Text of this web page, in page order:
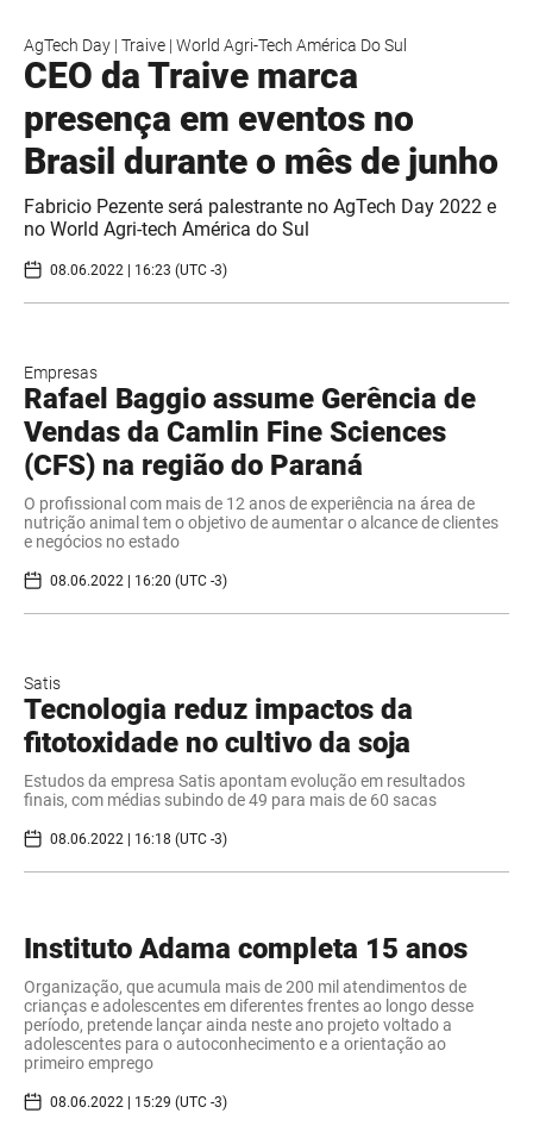
AgTech Day | Traive | World Agri-Tech América Do Sul
CEO da Traive marca
presença em eventos no
Brasil durante o mês de junho
Fabricio Pezente será palestrante no AgTech Day 2022 e
no World Agri-tech América do Sul
08.06.2022 | 16:23 (UTC -3)
Empresas
Rafael Baggio assume Gerência de
Vendas da Camlin Fine Sciences
(CFS) na região do Paraná
O profissional com mais de 12 anos de experiência na área de
nutrição animal tem o objetivo de aumentar o alcance de clientes
e negócios no estado
08.06.2022 | 16:20 (UTC -3)
Satis
Tecnologia reduz impactos da
fitotoxidade no cultivo da soja
Estudos da empresa Satis apontam evolução em resultados
finais, com médias subindo de 49 para mais de 60 sacas
08.06.2022 | 16:18 (UTC -3)
Instituto Adama completa 15 anos
Organização, que acumula mais de 200 mil atendimentos de
crianças e adolescentes em diferentes frentes ao longo desse
período, pretende lançar ainda neste ano projeto voltado a
adolescentes para o autoconhecimento e a orientação ao
primeiro emprego
08.06.2022 | 15:29 (UTC -3)